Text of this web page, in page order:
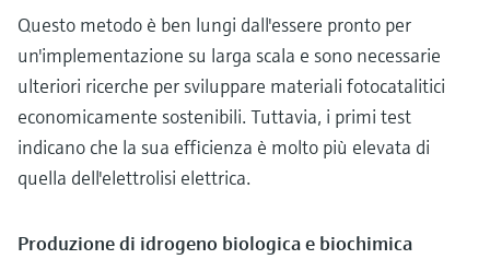
Questo metodo è ben lungi dall'essere pronto per
un'implementazione su larga scala e sono necessarie
ulteriori ricerche per sviluppare materiali fotocatalitici
economicamente sostenibili. Tuttavia, i primi test
indicano che la sua efficienza è molto più elevata di
quella dell'elettrolisi elettrica.
Produzione di idrogeno biologica e biochimica